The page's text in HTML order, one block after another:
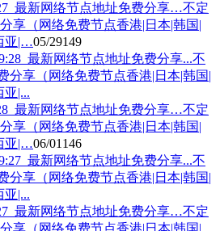
最新网络节点地址免费分享…不定
享（网络免费节点香港|日本|韩国|
亚|…05/29149
最新网络节点地址免费分享…不定
享（网络免费节点香港|日本|韩国|
亚|…06/01146
最新网络节点地址免费分享…不定